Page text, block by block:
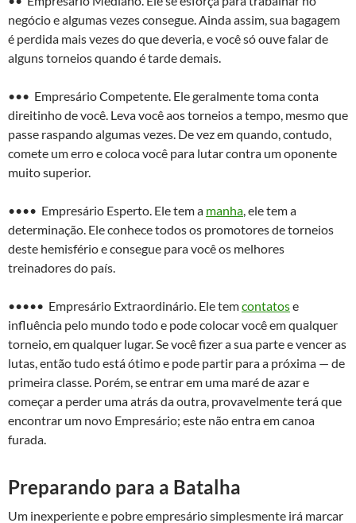
negócio e algumas vezes consegue. Ainda assim, sua bagagem
é perdida mais vezes do que deveria, e você só ouve falar de
alguns torneios quando é tarde demais.
••• Empresário Competente. Ele geralmente toma conta
direitinho de você. Leva você aos torneios a tempo, mesmo que
passe raspando algumas vezes. De vez em quando, contudo,
comete um erro e coloca você para lutar contra um oponente
muito superior.
•••• Empresário Esperto. Ele tem a manha , ele tem a
determinação. Ele conhece todos os promotores de torneios
deste hemisfério e consegue para você os melhores
treinadores do país.
••••• Empresário Extraordinário. Ele temcontatose
influência pelo mundo todo e pode colocar você em qualquer
torneio, em qualquer lugar. Se você fizer a sua parte e vencer as
lutas, então tudo está ótimo e pode partir para a próxima — de
primeira classe. Porém, se entrar em uma maré de azar e
começar a perder uma atrás da outra, provavelmente terá que
encontrar um novo Empresário; este não entra em canoa
furada.
Preparando para a Batalha
Um inexperiente e pobre empresário simplesmente irá marcar